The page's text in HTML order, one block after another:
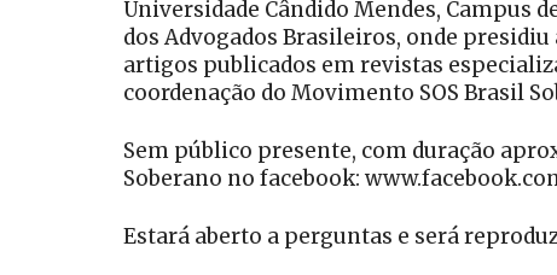
Universidade Cândido Mendes, Campus
dos Advogados Brasileiros, onde
artigos publicados em revistas
coordenação do Movimento SOS Brasil
Sem público presente, com duração
Soberano no facebook:
Estará aberto a perguntas e será